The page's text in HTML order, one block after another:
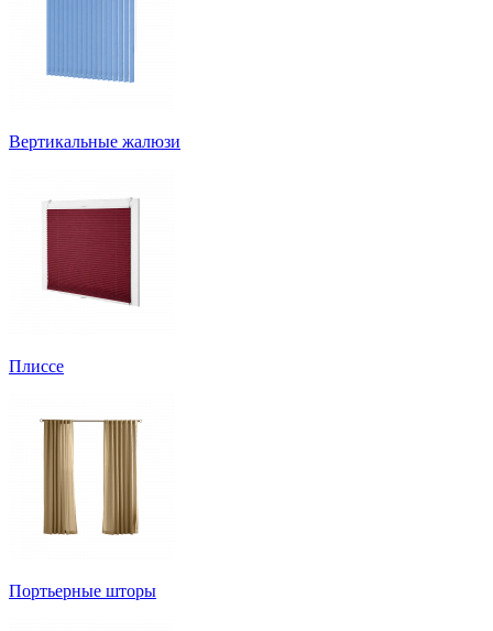
Вертикальные жалюзи
Плиссе
Портьерные шторы